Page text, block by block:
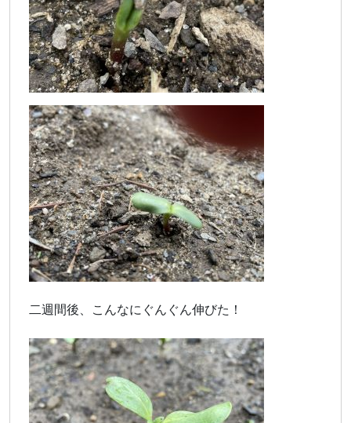
二週間後、こんなにぐんぐん伸びた！